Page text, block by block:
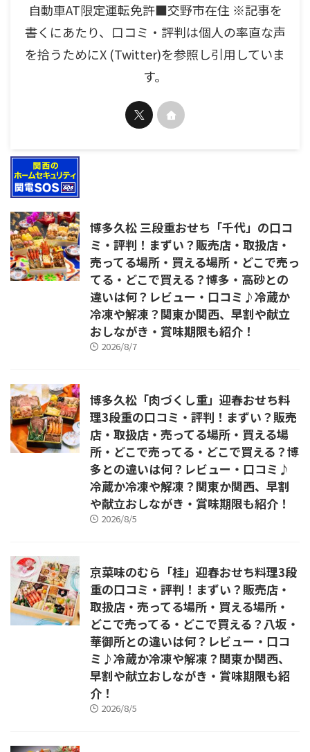
自動車AT限定運転免許■交野市在住 ※記事を
書くにあたり、口コミ・評判は個人の率直な声
を拾うためにX (Twitter)を参照し引用していま
す。
博多久松 三段重おせち「千代」の口コ
ミ・評判！まずい？販売店・取扱店・
売ってる場所・買える場所・どこで売っ
てる・どこで買える？博多・高砂との
違いは何？レビュー・口コミ♪冷蔵か
冷凍や解凍？関東か関西、早割や献立
おしながき・賞味期限も紹介！
2026/8/7
博多久松「肉づくし重」迎春おせち料
理3段重の口コミ・評判！まずい？販売
店・取扱店・売ってる場所・買える場
所・どこで売ってる・どこで買える？博
多との違いは何？レビュー・口コミ♪
冷蔵か冷凍や解凍？関東か関西、早割
や献立おしながき・賞味期限も紹介！
2026/8/5
京菜味のむら「桂」迎春おせち料理3段
重の口コミ・評判！まずい？販売店・
取扱店・売ってる場所・買える場所・
どこで売ってる・どこで買える？八坂・
華御所との違いは何？レビュー・口コ
ミ♪冷蔵か冷凍や解凍？関東か関西、
早割や献立おしながき・賞味期限も紹
介！
2026/8/5